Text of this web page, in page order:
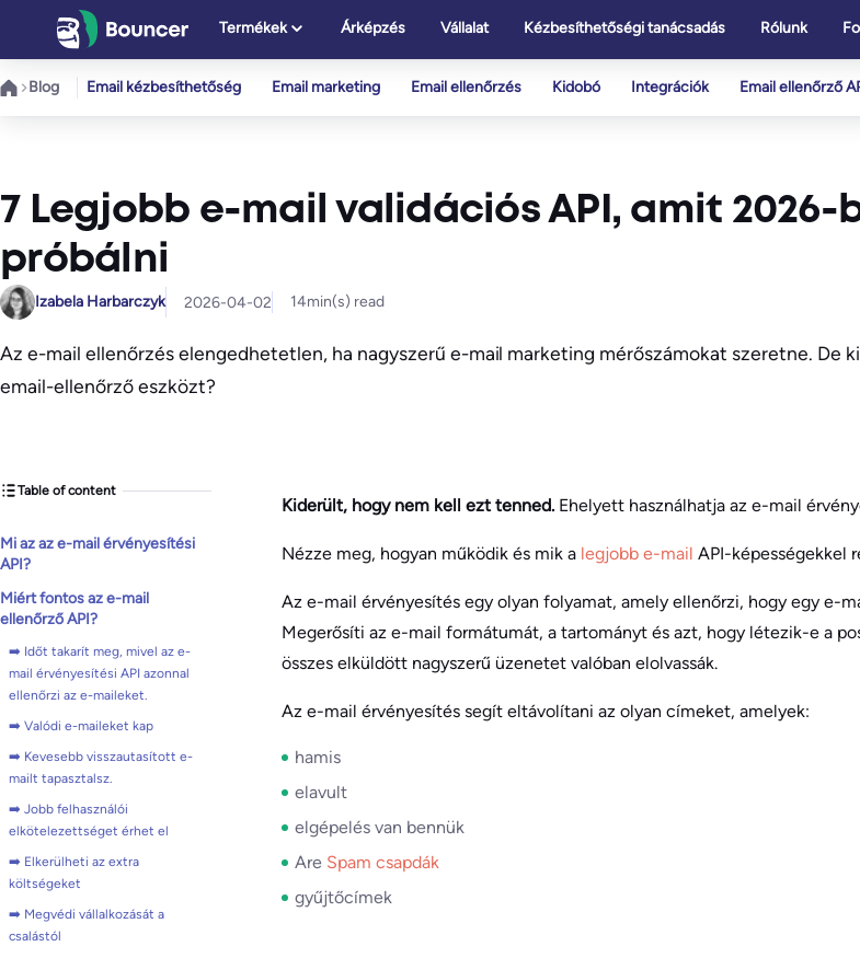
tartalomhoz
Termékek Árképzés Vállalat Kézbesíthetőségi tanácsadás Rólunk
Blog Email kézbesíthetőség Email marketing Email ellenőrzés Kidobó Integrációk Email ellenőrző
7 Legjobb e-mail validációs API, amit 2026-
próbálni
Izabela Harbarczyk 2026-04-02 14min(s) read
Az e-mail ellenőrzés elengedhetetlen, ha nagyszerű e-mail marketing mérőszámokat szeretne. De
email-ellenőrző eszközt?
Table of content
Mi az az e-mail érvényesítési
API?
Miért fontos az e-mail
ellenőrző API?
➡️ Időt takarít meg, mivel az e-
mail érvényesítési API azonnal
ellenőrzi az e-maileket.
➡️ Valódi e-maileket kap
➡️ Kevesebb visszautasított e-
mailt tapasztalsz.
➡️ Jobb felhasználói
elkötelezettséget érhet el
➡️ Elkerülheti az extra
költségeket
➡️ Megvédi vállalkozását a
csalástól
Kiderült, hogy nem kell ezt tenned. Ehelyett használhatja az e-mail
Nézze meg, hogyan működik és mik a legjobb e-mail API-képességekkel
Az e-mail érvényesítés egy olyan folyamat, amely ellenőrzi, hogy egy e-
Megerősíti az e-mail formátumát, a tartományt és azt, hogy létezik-e a
összes elküldött nagyszerű üzenetet valóban elolvassák.
Az e-mail érvényesítés segít eltávolítani az olyan címeket, amelyek:
hamis
elavult
elgépelés van bennük
Are Spam csapdák
gyűjtőcímek